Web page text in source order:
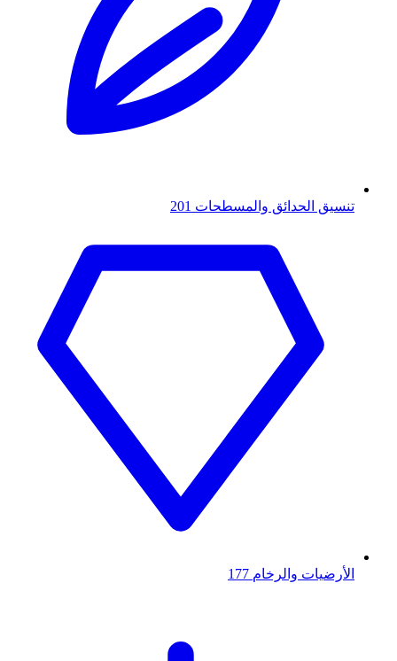
تنسيق الحدائق والمسطحات 201
الأرضيات والرخام 177